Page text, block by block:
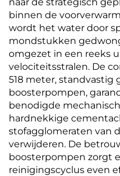
binnen de
wordt het water door
mondstukken
omgezet in een reeks
velociteitsstralen. De
518 meter, standvastig
boosterpompen,
benodigde
hardnekkige
stofagglomeraten van
verwijderen. De
boosterpompen zorgt
reinigingscyclus even